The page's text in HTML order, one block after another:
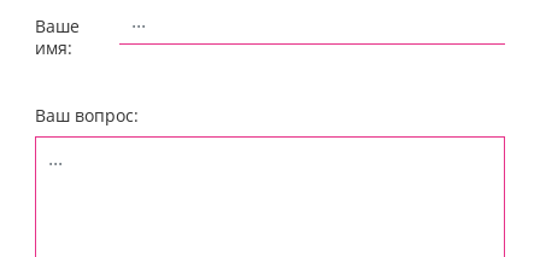
Ваше
имя:
Ваш вопрос: